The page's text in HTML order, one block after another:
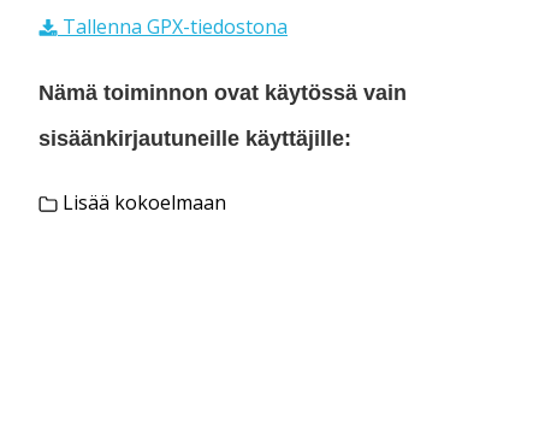
Tallenna GPX-tiedostona
Nämä toiminnon ovat käytössä vain
sisäänkirjautuneille käyttäjille:
Lisää kokoelmaan